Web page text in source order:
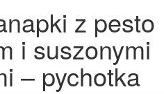
z pesto
i suszonymi
– pychotka